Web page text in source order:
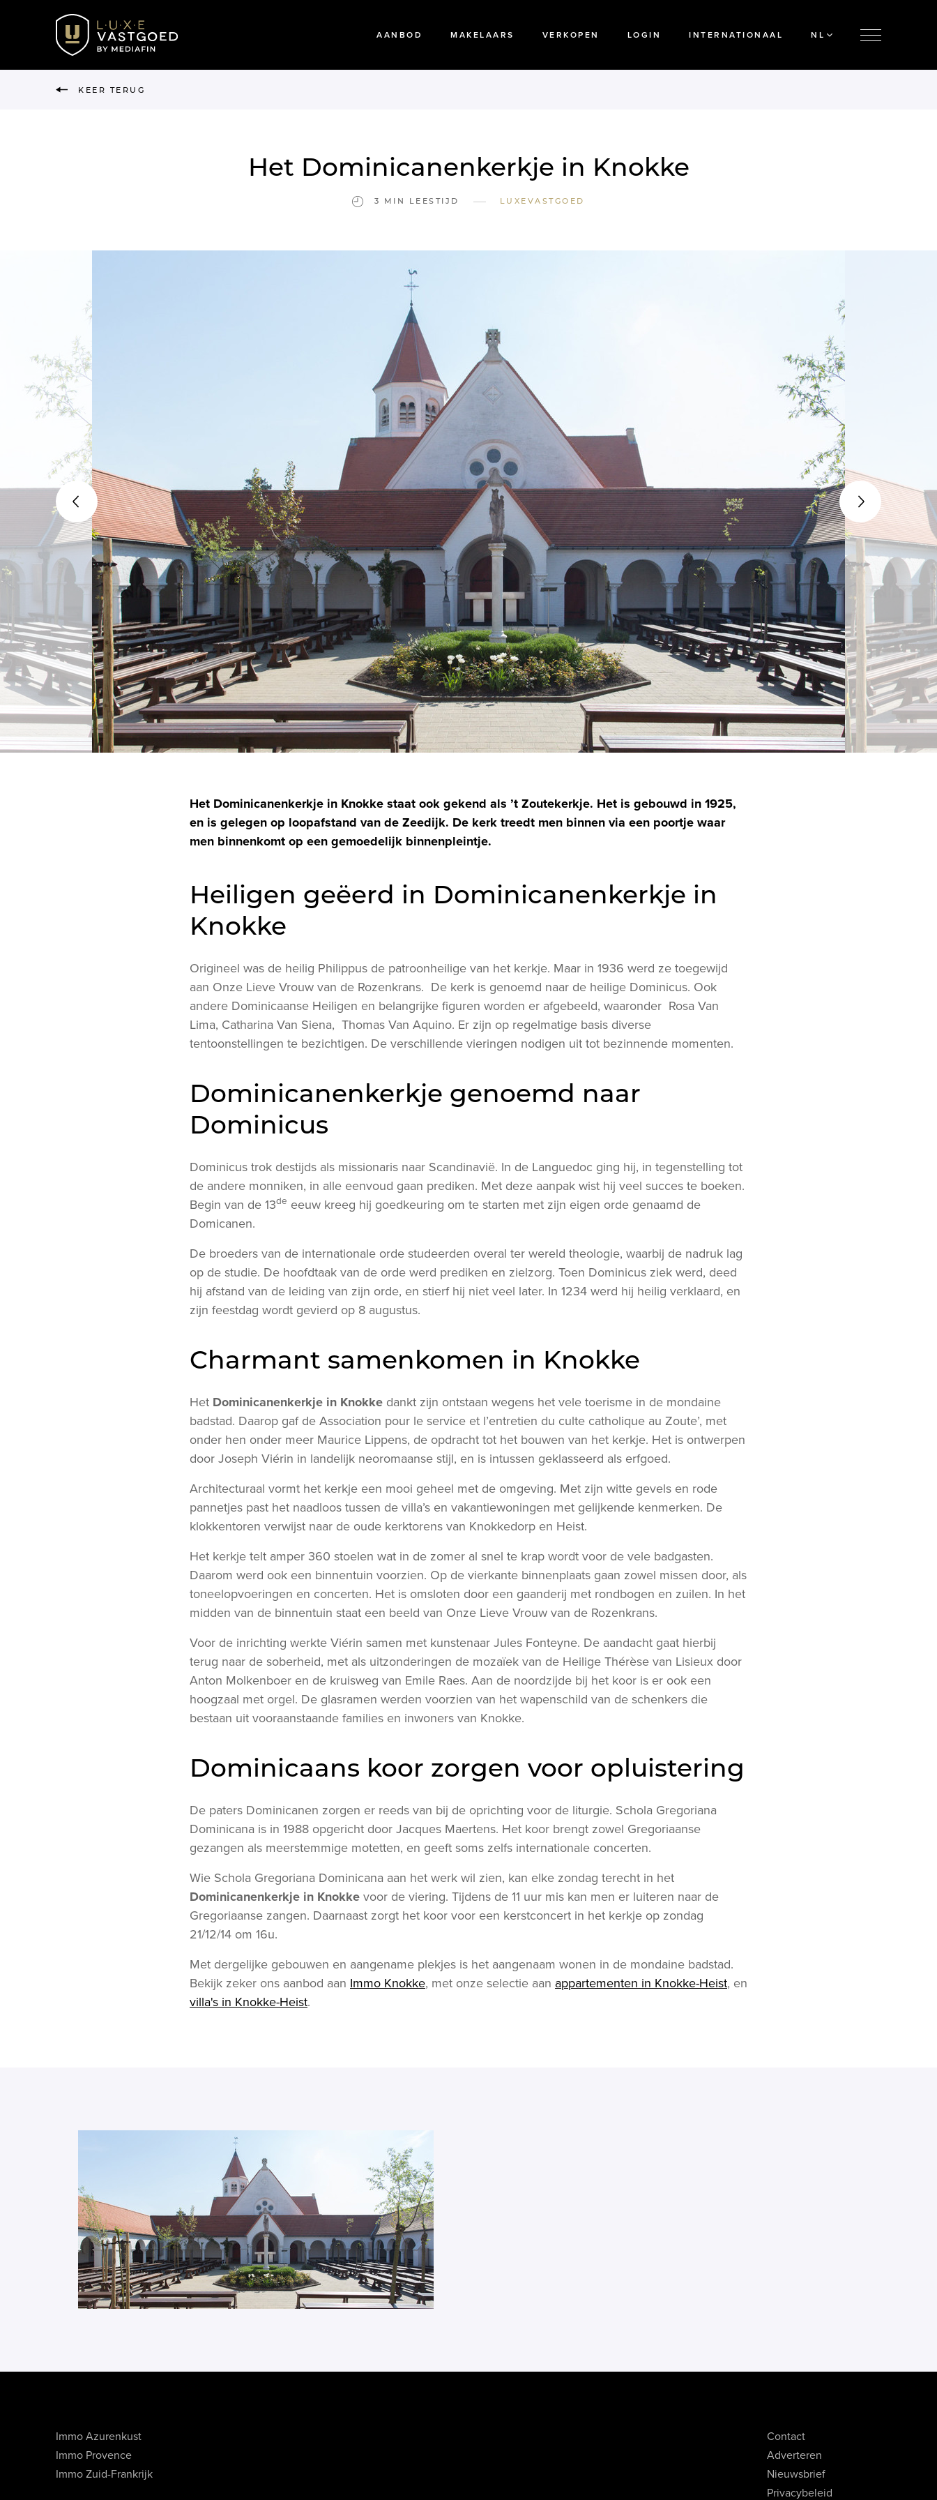
AANBOD MAKELAARS VERKOPEN LOGIN INTERNATIONAAL NL
KEER TERUG
Het Dominicanenkerkje in Knokke
3 MIN LEESTIJD — LUXEVASTGOED
Het Dominicanenkerkje in Knokke staat ook gekend als ’t Zoutekerkje. Het is gebouwd in 1925,
en is gelegen op loopafstand van de Zeedijk. De kerk treedt men binnen via een poortje waar
men binnenkomt op een gemoedelijk binnenpleintje.
Heiligen geëerd in Dominicanenkerkje in
Knokke
Origineel was de heilig Philippus de patroonheilige van het kerkje. Maar in 1936 werd ze toegewijd
aan Onze Lieve Vrouw van de Rozenkrans. De kerk is genoemd naar de heilige Dominicus. Ook
andere Dominicaanse Heiligen en belangrijke figuren worden er afgebeeld, waaronder Rosa Van
Lima, Catharina Van Siena, Thomas Van Aquino. Er zijn op regelmatige basis diverse
tentoonstellingen te bezichtigen. De verschillende vieringen nodigen uit tot bezinnende momenten.
Dominicanenkerkje genoemd naar
Dominicus
Dominicus trok destijds als missionaris naar Scandinavië. In de Languedoc ging hij, in tegenstelling tot
de andere monniken, in alle eenvoud gaan prediken. Met deze aanpak wist hij veel succes te boeken.
Begin van de 13de eeuw kreeg hij goedkeuring om te starten met zijn eigen orde genaamd de
Domicanen.
De broeders van de internationale orde studeerden overal ter wereld theologie, waarbij de nadruk lag
op de studie. De hoofdtaak van de orde werd prediken en zielzorg. Toen Dominicus ziek werd, deed
hij afstand van de leiding van zijn orde, en stierf hij niet veel later. In 1234 werd hij heilig verklaard, en
zijn feestdag wordt gevierd op 8 augustus.
Charmant samenkomen in Knokke
Het Dominicanenkerkje in Knokke dankt zijn ontstaan wegens het vele toerisme in de mondaine
badstad. Daarop gaf de Association pour le service et l’entretien du culte catholique au Zoute’, met
onder hen onder meer Maurice Lippens, de opdracht tot het bouwen van het kerkje. Het is ontwerpen
door Joseph Viérin in landelijk neoromaanse stijl, en is intussen geklasseerd als erfgoed.
Architecturaal vormt het kerkje een mooi geheel met de omgeving. Met zijn witte gevels en rode
pannetjes past het naadloos tussen de villa’s en vakantiewoningen met gelijkende kenmerken. De
klokkentoren verwijst naar de oude kerktorens van Knokkedorp en Heist.
Het kerkje telt amper 360 stoelen wat in de zomer al snel te krap wordt voor de vele badgasten.
Daarom werd ook een binnentuin voorzien. Op de vierkante binnenplaats gaan zowel missen door, als
toneelopvoeringen en concerten. Het is omsloten door een gaanderij met rondbogen en zuilen. In het
midden van de binnentuin staat een beeld van Onze Lieve Vrouw van de Rozenkrans.
Voor de inrichting werkte Viérin samen met kunstenaar Jules Fonteyne. De aandacht gaat hierbij
terug naar de soberheid, met als uitzonderingen de mozaïek van de Heilige Thérèse van Lisieux door
Anton Molkenboer en de kruisweg van Emile Raes. Aan de noordzijde bij het koor is er ook een
hoogzaal met orgel. De glasramen werden voorzien van het wapenschild van de schenkers die
bestaan uit vooraanstaande families en inwoners van Knokke.
Dominicaans koor zorgen voor opluistering
De paters Dominicanen zorgen er reeds van bij de oprichting voor de liturgie. Schola Gregoriana
Dominicana is in 1988 opgericht door Jacques Maertens. Het koor brengt zowel Gregoriaanse
gezangen als meerstemmige motetten, en geeft soms zelfs internationale concerten.
Wie Schola Gregoriana Dominicana aan het werk wil zien, kan elke zondag terecht in het
Dominicanenkerkje in Knokke voor de viering. Tijdens de 11 uur mis kan men er luiteren naar de
Gregoriaanse zangen. Daarnaast zorgt het koor voor een kerstconcert in het kerkje op zondag
21/12/14 om 16u.
Met dergelijke gebouwen en aangename plekjes is het aangenaam wonen in de mondaine badstad.
Bekijk zeker ons aanbod aan Immo Knokke, met onze selectie aan appartementen in Knokke-Heist, en
villa's in Knokke-Heist.
Immo Azurenkust
Immo Provence
Immo Zuid-Frankrijk
Contact
Adverteren
Nieuwsbrief
Privacybeleid